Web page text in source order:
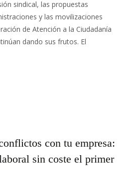
sindical, las propuestas
y las movilizaciones
de Atención a la Ciudadanía
dando sus frutos. El
con tu empresa:
sin coste el primer